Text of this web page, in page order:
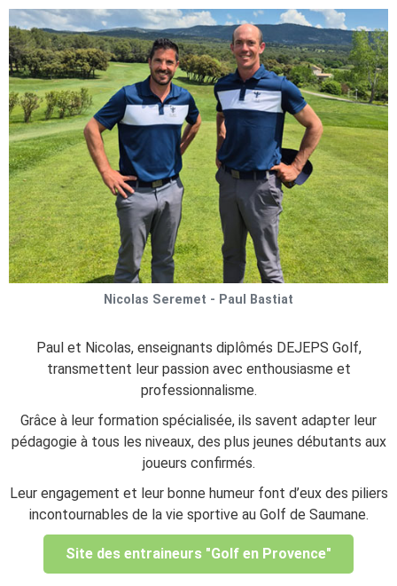
Nicolas Seremet - Paul Bastiat
Paul et Nicolas, enseignants diplômés DEJEPS Golf,
transmettent leur passion avec enthousiasme et
professionnalisme.
Grâce à leur formation spécialisée, ils savent adapter leur
pédagogie à tous les niveaux, des plus jeunes débutants aux
joueurs confirmés.
Leur engagement et leur bonne humeur font d’eux des piliers
incontournables de la vie sportive au Golf de Saumane.
Site des entraineurs "Golf en Provence"